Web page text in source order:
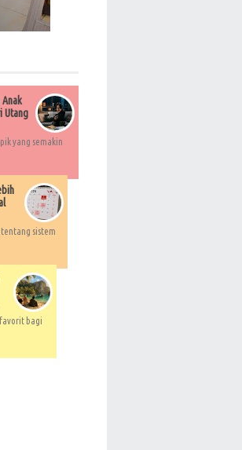
Utang
yang semakin
sistem
bagi